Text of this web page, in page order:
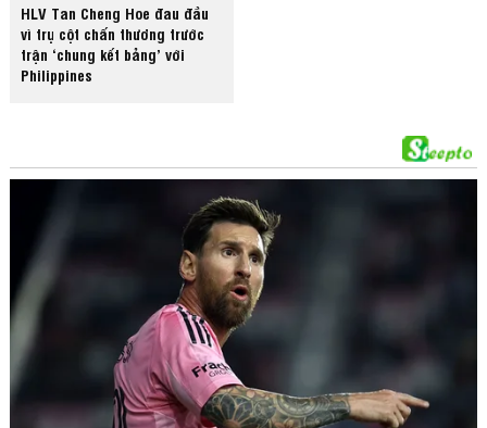
HLV Tan Cheng Hoe đau đầu
vì trụ cột chấn thương trước
trận ‘chung kết bảng’ với
Philippines